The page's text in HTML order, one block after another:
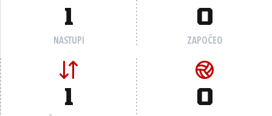
1
NASTUPI
0
ZAPOČEO
1 0